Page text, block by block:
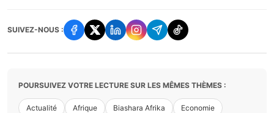
SUIVEZ-NOUS :
POURSUIVEZ VOTRE LECTURE SUR LES MÊMES THÈMES :
Actualité Afrique Biashara Afrika Economie